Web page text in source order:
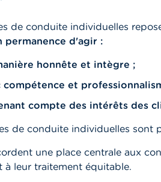
de conduite individuelles
permanence d'agir :
honnête et intègre ;
compétence et
compte des intérêts des
de conduite individuelles sont
une place centrale aux
à leur traitement équitable.